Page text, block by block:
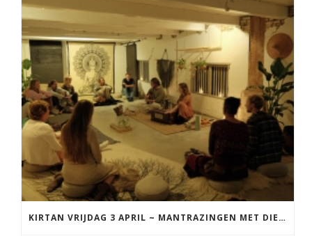
KIRTAN VRIJDAG 3 APRIL ~ MANTRAZINGEN MET DIEDERICK IN LEEUWARDEN